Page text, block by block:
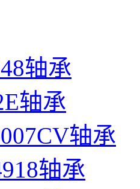
轴承
轴承
轴承
轴承